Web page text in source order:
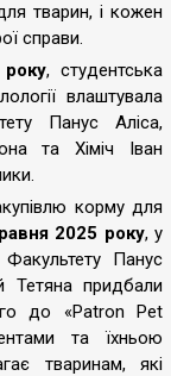
тварин, і кожен
справи.
, студентська
влаштувала
Панус Аліса,
та Хіміч Іван
корму для
2025 року, у
Панус
Тетяна придбали
до «Patron Pet
та їхньою
тваринам, які